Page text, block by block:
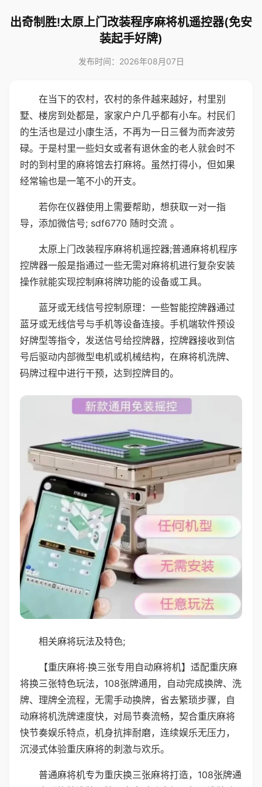
出奇制胜!太原上门改装程序麻将机遥控器(免安
装起手好牌)
发布时间：2026年08月07日
在当下的农村，农村的条件越来越好，村里别
墅、楼房到处都是，家家户户几乎都有小车。村民们
的生活也是过小康生活，不再为一日三餐为而奔波劳
碌。于是村里一些妇女或者有退休金的老人就会时不
时的到村里的麻将馆去打麻将。虽然打得小，但如果
经常输也是一笔不小的开支。
若你在仪器使用上需要帮助，想获取一对一指
导，添加微信号; sdf6770 随时交流 。
太原上门改装程序麻将机遥控器;普通麻将机程序
控牌器一般是指通过一些无需对麻将机进行复杂安装
操作就能实现控制麻将牌功能的设备或工具。
蓝牙或无线信号控制原理：一些智能控牌器通过
蓝牙或无线信号与手机等设备连接。手机端软件预设
好牌型等指令，发送信号给控牌器，控牌器接收到信
号后驱动内部微型电机或机械结构，在麻将机洗牌、
码牌过程中进行干预，达到控牌目的。
相关麻将玩法及特色;
【重庆麻将·换三张专用自动麻将机】适配重庆麻
将换三张特色玩法，108张牌通用，自动完成换牌、洗
牌、理牌全流程，无需手动换牌，省去繁琐步骤，自
动麻将机洗牌速度快，对局节奏流畅，契合重庆麻将
快节奏娱乐特点，机身抗摔耐磨，连续娱乐无压力，
沉浸式体验重庆麻将的刺激与欢乐。
普通麻将机专为重庆换三张麻将打造，108张牌通